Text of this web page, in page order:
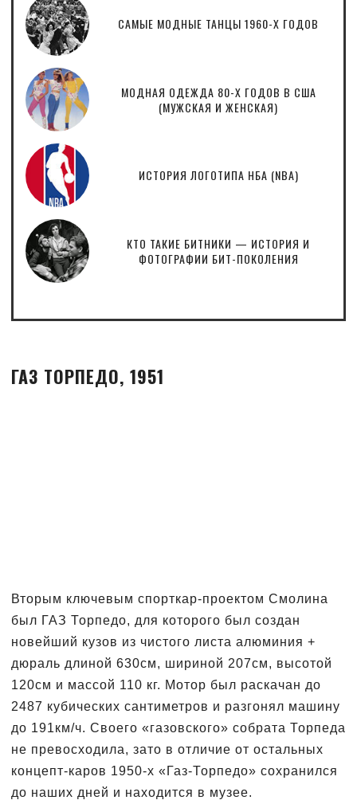
САМЫЕ МОДНЫЕ ТАНЦЫ 1960-Х ГОДОВ
МОДНАЯ ОДЕЖДА 80-Х ГОДОВ В США
(МУЖСКАЯ И ЖЕНСКАЯ)
ИСТОРИЯ ЛОГОТИПА НБА (NBA)
КТО ТАКИЕ БИТНИКИ — ИСТОРИЯ И
ФОТОГРАФИИ БИТ-ПОКОЛЕНИЯ
ГАЗ ТОРПЕДО, 1951
Вторым ключевым спорткар-проектом Смолина
был ГАЗ Торпедо, для которого был создан
новейший кузов из чистого листа алюминия +
дюраль длиной 630см, шириной 207см, высотой
120см и массой 110 кг. Мотор был раскачан до
2487 кубических сантиметров и разгонял машину
до 191км/ч. Своего «газовского» собрата Торпеда
не превосходила, зато в отличие от остальных
концепт-каров 1950-х «Газ-Торпедо» сохранился
до наших дней и находится в музее.